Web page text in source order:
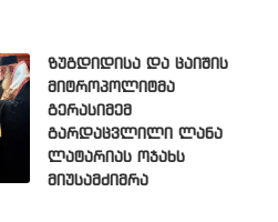
ზუგდიდისა და ცაიშის
მიტროპოლიტმა
გერასიმემ
გარდაცვლილი ლანა
ლატარიას ოჯახს
მიუსამძიმრა